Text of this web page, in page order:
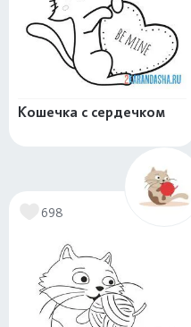
Кошечка с сердечком
698